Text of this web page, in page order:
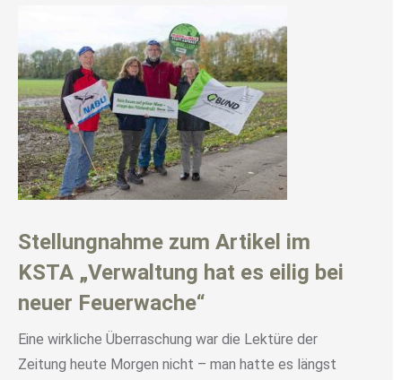
Stellungnahme zum Artikel im
KSTA „Verwaltung hat es eilig bei
neuer Feuerwache“
Eine wirkliche Überraschung war die Lektüre der
Zeitung heute Morgen nicht – man hatte es längst